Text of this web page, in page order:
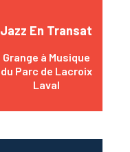
Jazz En Transat
Grange à Musique
du Parc de Lacroix
Laval